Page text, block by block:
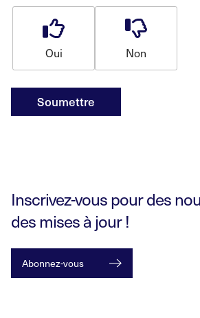
Oui Non
Soumettre
Inscrivez-vous pour des
des mises à jour !
Abonnez-vous